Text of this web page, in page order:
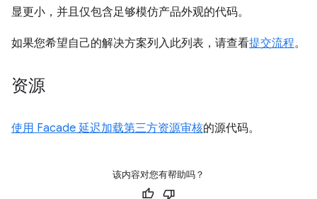
显更小，并且仅包含足够模仿产品外观的代码。
如果您希望自己的解决方案列入此列表，请查看提交流程。
资源
使用 Facade 延迟加载第三方资源审核的源代码。
该内容对您有帮助吗？